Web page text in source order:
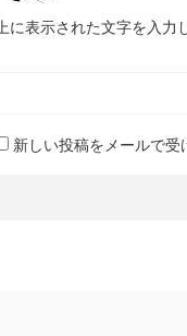
上に表示された文字を入力
新しい投稿をメールで受